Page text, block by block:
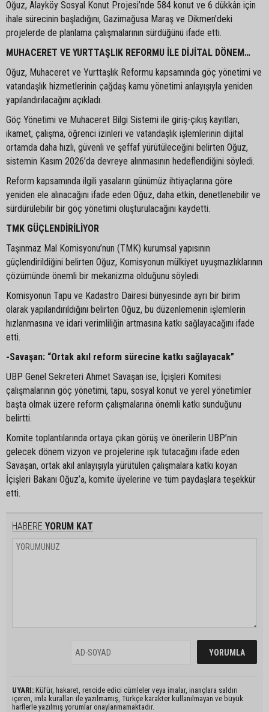
Oğuz, Alayköy Sosyal Konut Projesi’nde 584 konut ve 6 dükkân için
ihale sürecinin başladığını, Gazimağusa Maraş ve Dikmen’deki
projelerde de planlama çalışmalarının sürdüğünü ifade etti.
MUHACERET VE YURTTAŞLIK REFORMU İLE DİJİTAL DÖNEM…
Oğuz, Muhaceret ve Yurttaşlık Reformu kapsamında göç yönetimi ve
vatandaşlık hizmetlerinin çağdaş kamu yönetimi anlayışıyla yeniden
yapılandırılacağını açıkladı.
Göç Yönetimi ve Muhaceret Bilgi Sistemi ile giriş-çıkış kayıtları,
ikamet, çalışma, öğrenci izinleri ve vatandaşlık işlemlerinin dijital
ortamda daha hızlı, güvenli ve şeffaf yürütüleceğini belirten Oğuz,
sistemin Kasım 2026’da devreye alınmasının hedeflendiğini söyledi.
Reform kapsamında ilgili yasaların günümüz ihtiyaçlarına göre
yeniden ele alınacağını ifade eden Oğuz, daha etkin, denetlenebilir ve
sürdürülebilir bir göç yönetimi oluşturulacağını kaydetti.
TMK GÜÇLENDİRİLİYOR
Taşınmaz Mal Komisyonu’nun (TMK) kurumsal yapısının
güçlendirildiğini belirten Oğuz, Komisyonun mülkiyet uyuşmazlıklarının
çözümünde önemli bir mekanizma olduğunu söyledi.
Komisyonun Tapu ve Kadastro Dairesi bünyesinde ayrı bir birim
olarak yapılandırıldığını belirten Oğuz, bu düzenlemenin işlemlerin
hızlanmasına ve idari verimliliğin artmasına katkı sağlayacağını ifade
etti.
-Savaşan: “Ortak akıl reform sürecine katkı sağlayacak”
UBP Genel Sekreteri Ahmet Savaşan ise, İçişleri Komitesi
çalışmalarının göç yönetimi, tapu, sosyal konut ve yerel yönetimler
başta olmak üzere reform çalışmalarına önemli katkı sunduğunu
belirtti.
Komite toplantılarında ortaya çıkan görüş ve önerilerin UBP’nin
gelecek dönem vizyon ve projelerine ışık tutacağını ifade eden
Savaşan, ortak akıl anlayışıyla yürütülen çalışmalara katkı koyan
İçişleri Bakanı Oğuz’a, komite üyelerine ve tüm paydaşlara teşekkür
etti.
HABERE YORUM KAT
UYARI: Küfür, hakaret, rencide edici cümleler veya imalar, inançlara saldırı
içeren, imla kuralları ile yazılmamış, Türkçe karakter kullanılmayan ve büyük
harflerle yazılmış yorumlar onaylanmamaktadır.